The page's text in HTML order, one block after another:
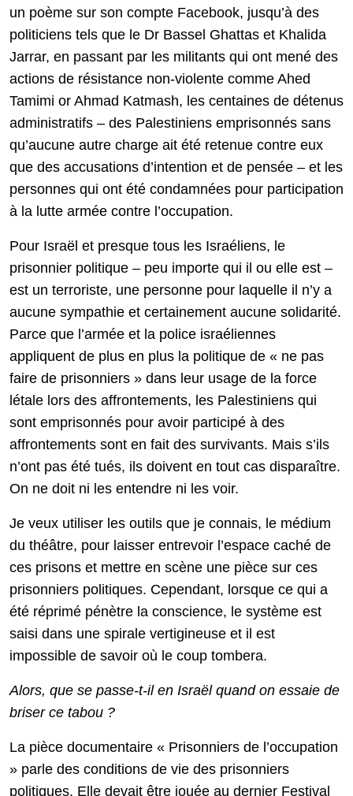
un poème sur son compte Facebook, jusqu’à des
politiciens tels que le Dr Bassel Ghattas et Khalida
Jarrar, en passant par les militants qui ont mené des
actions de résistance non-violente comme Ahed
Tamimi or Ahmad Katmash, les centaines de détenus
administratifs – des Palestiniens emprisonnés sans
qu’aucune autre charge ait été retenue contre eux
que des accusations d’intention et de pensée – et les
personnes qui ont été condamnées pour participation
à la lutte armée contre l’occupation.
Pour Israël et presque tous les Israéliens, le
prisonnier politique – peu importe qui il ou elle est –
est un terroriste, une personne pour laquelle il n’y a
aucune sympathie et certainement aucune solidarité.
Parce que l’armée et la police israéliennes
appliquent de plus en plus la politique de « ne pas
faire de prisonniers » dans leur usage de la force
létale lors des affrontements, les Palestiniens qui
sont emprisonnés pour avoir participé à des
affrontements sont en fait des survivants. Mais s’ils
n’ont pas été tués, ils doivent en tout cas disparaître.
On ne doit ni les entendre ni les voir.
Je veux utiliser les outils que je connais, le médium
du théâtre, pour laisser entrevoir l’espace caché de
ces prisons et mettre en scène une pièce sur ces
prisonniers politiques. Cependant, lorsque ce qui a
été réprimé pénètre la conscience, le système est
saisi dans une spirale vertigineuse et il est
impossible de savoir où le coup tombera.
Alors, que se passe-t-il en Israël quand on essaie de
briser ce tabou ?
La pièce documentaire « Prisonniers de l’occupation
» parle des conditions de vie des prisonniers
politiques. Elle devait être jouée au dernier Festival